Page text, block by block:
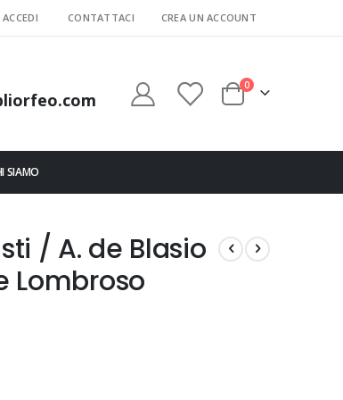
ACCEDI CONTATTACI CREA UN ACCOUNT
Cart
0elementi
SIAMO
/ A. de Blasio
Lombroso